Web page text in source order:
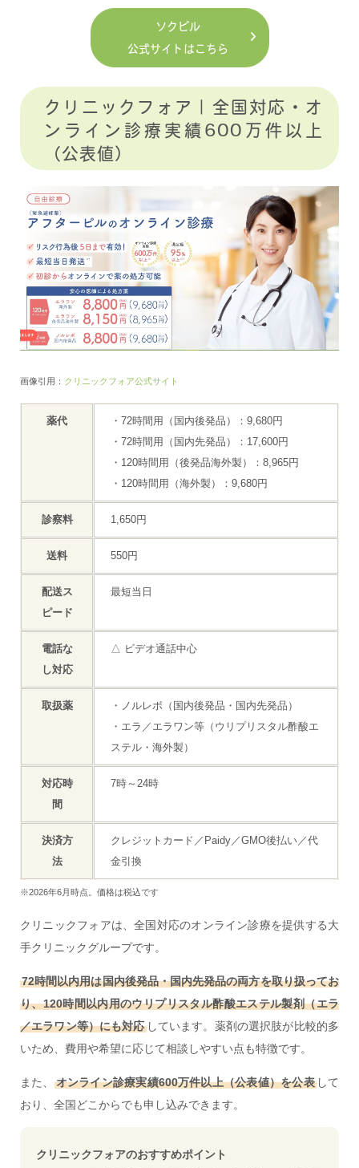
ソクピル
公式サイトはこちら
クリニックフォア｜全国対応・オ
ンライン診療実績600万件以上
（公表値）
画像引用： クリニックフォア公式サイト
薬代
・72時間用（国内後発品）：9,680円
・72時間用（国内先発品）：17,600円
・120時間用（後発品海外製）：8,965円
・120時間用（海外製）：9,680円
診察料 1,650円
送料 550円
配送ス
ピード
最短当日
電話な
し対応
△ ビデオ通話中心
取扱薬
・ノルレボ（国内後発品・国内先発品）
・エラ／エラワン等（ウリプリスタル酢酸エ
ステル・海外製）
対応時
間
7時～24時
決済方
法
クレジットカード／Paidy／GMO後払い／代
金引換
※2026年6月時点。価格は税込です
クリニックフォアは、全国対応のオンライン診療を提供する大
手クリニックグループです。
72時間以内用は国内後発品・国内先発品の両方を取り扱ってお
り、120時間以内用のウリプリスタル酢酸エステル製剤（エラ
／エラワン等）にも対応しています。薬剤の選択肢が比較的多
いため、費用や希望に応じて相談しやすい点も特徴です。
また、 オンライン診療実績600万件以上（公表値）を公表して
おり、全国どこからでも申し込みできます。
クリニックフォアのおすすめポイント